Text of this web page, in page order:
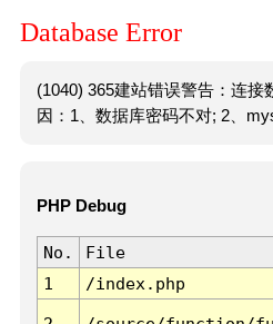
Database Error
(1040) 365建站错误警告：连接
因：1、数据库密码不对; 2、
PHP Debug
No. File
1
/index.php